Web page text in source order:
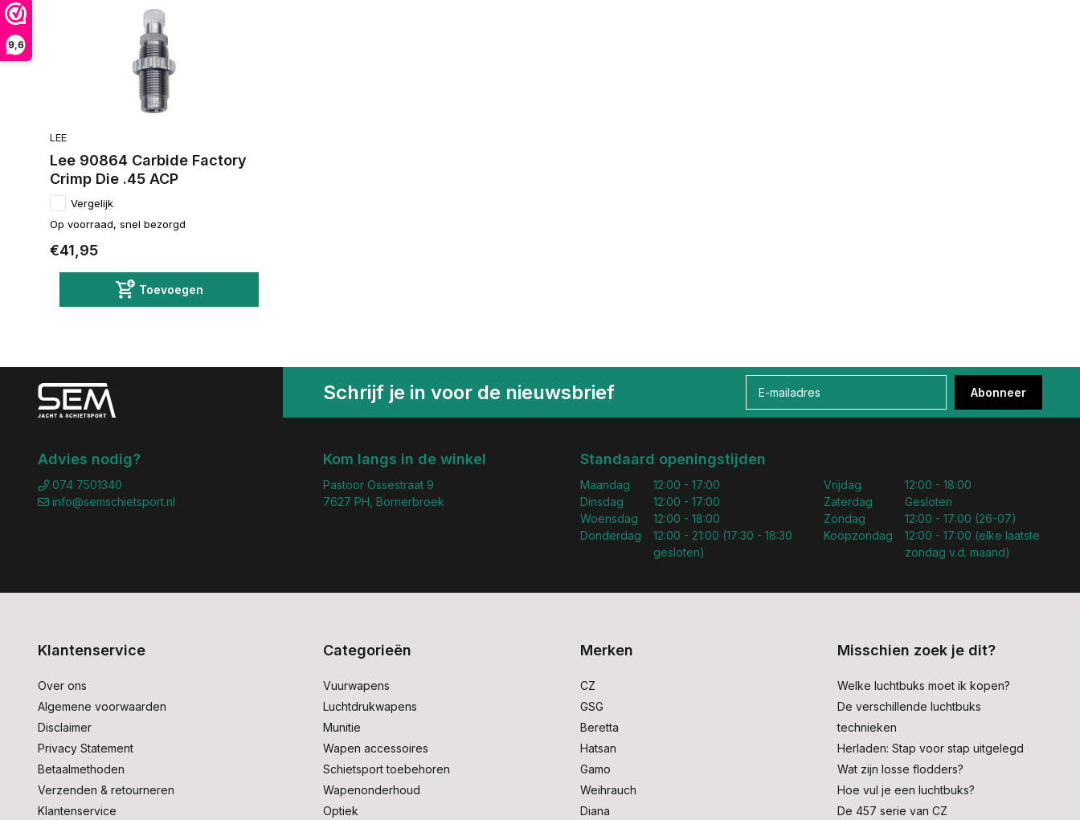
9,6
LEE
Lee 90864 Carbide Factory
Crimp Die .45 ACP
Vergelijk
Op voorraad, snel bezorgd
€41,95
Toevoegen
Schrijf je in voor de nieuwsbrief Abonneer
Advies nodig?
074 7501340
info@semschietsport.nl
Kom langs in de winkel
Pastoor Ossestraat 9
7627 PH, Bornerbroek
Standaard openingstijden
Maandag
Dinsdag
Woensdag
Donderdag
12:00 - 17:00
12:00 - 17:00
12:00 - 18:00
12:00 - 21:00 (17:30 - 18:30
gesloten)
Vrijdag
Zaterdag
Zondag
Koopzondag
12:00 - 18:00
Gesloten
12:00 - 17:00 (26-07)
12:00 - 17:00 (elke laatste
zondag v.d. maand)
Klantenservice
Over ons
Algemene voorwaarden
Disclaimer
Privacy Statement
Betaalmethoden
Verzenden & retourneren
Klantenservice
Categorieën
Vuurwapens
Luchtdrukwapens
Munitie
Wapen accessoires
Schietsport toebehoren
Wapenonderhoud
Optiek
Merken
CZ
GSG
Beretta
Hatsan
Gamo
Weihrauch
Diana
Misschien zoek je dit?
Welke luchtbuks moet ik kopen?
De verschillende luchtbuks
technieken
Herladen: Stap voor stap uitgelegd
Wat zijn losse flodders?
Hoe vul je een luchtbuks?
De 457 serie van CZ